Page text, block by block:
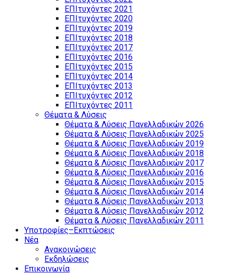
ΕΠΙτυχόντες 2021
ΕΠΙτυχόντες 2020
ΕΠΙτυχόντες 2019
ΕΠΙτυχόντες 2018
ΕΠΙτυχόντες 2017
ΕΠΙτυχόντες 2016
ΕΠΙτυχόντες 2015
ΕΠΙτυχόντες 2014
ΕΠΙτυχόντες 2013
ΕΠΙτυχόντες 2012
ΕΠΙτυχόντες 2011
Θέματα & Λύσεις
Θέματα & Λύσεις Πανελλαδικών 2026
Θέματα & Λύσεις Πανελλαδικών 2025
Θέματα & Λύσεις Πανελλαδικών 2019
Θέματα & Λύσεις Πανελλαδικών 2018
Θέματα & Λύσεις Πανελλαδικών 2017
Θέματα & Λύσεις Πανελλαδικών 2016
Θέματα & Λύσεις Πανελλαδικών 2015
Θέματα & Λύσεις Πανελλαδικών 2014
Θέματα & Λύσεις Πανελλαδικών 2013
Θέματα & Λύσεις Πανελλαδικών 2012
Θέματα & Λύσεις Πανελλαδικών 2011
Υποτροφίες–Εκπτώσεις
Nέα
Ανακοινώσεις
Εκδηλώσεις
Επικοινωνία